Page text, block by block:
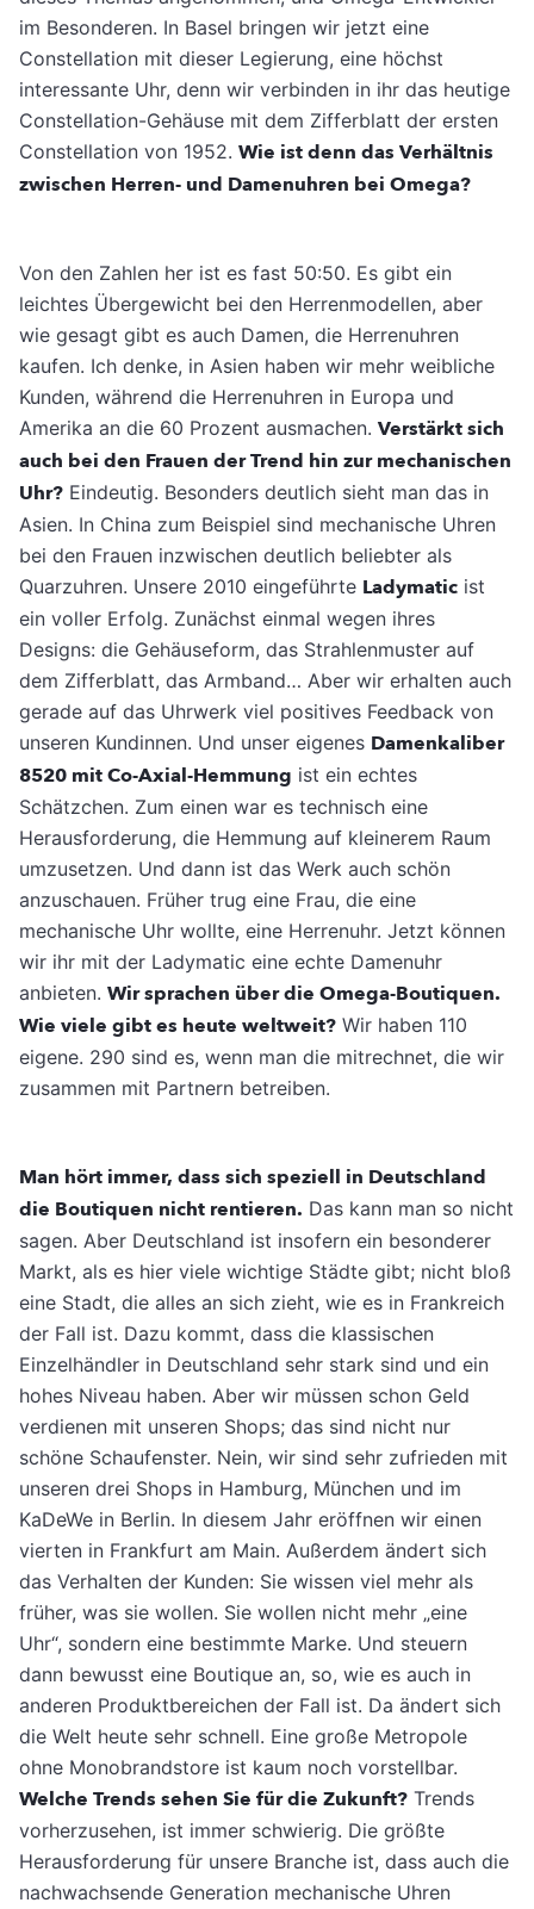
im Besonderen. In Basel bringen wir jetzt eine
Constellation mit dieser Legierung, eine höchst
interessante Uhr, denn wir verbinden in ihr das heutige
Constellation-Gehäuse mit dem Zifferblatt der ersten
Constellation von 1952. Wie ist denn das Verhältnis
zwischen Herren- und Damenuhren bei Omega?
Von den Zahlen her ist es fast 50:50. Es gibt ein
leichtes Übergewicht bei den Herrenmodellen, aber
wie gesagt gibt es auch Damen, die Herrenuhren
kaufen. Ich denke, in Asien haben wir mehr weibliche
Kunden, während die Herrenuhren in Europa und
Amerika an die 60 Prozent ausmachen. Verstärkt sich
auch bei den Frauen der Trend hin zur mechanischen
Uhr? Eindeutig. Besonders deutlich sieht man das in
Asien. In China zum Beispiel sind mechanische Uhren
bei den Frauen inzwischen deutlich beliebter als
Quarzuhren. Unsere 2010 eingeführte Ladymatic ist
ein voller Erfolg. Zunächst einmal wegen ihres
Designs: die Gehäuseform, das Strahlenmuster auf
dem Zifferblatt, das Armband… Aber wir erhalten auch
gerade auf das Uhrwerk viel positives Feedback von
unseren Kundinnen. Und unser eigenes Damenkaliber
8520 mit Co-Axial-Hemmung ist ein echtes
Schätzchen. Zum einen war es technisch eine
Herausforderung, die Hemmung auf kleinerem Raum
umzusetzen. Und dann ist das Werk auch schön
anzuschauen. Früher trug eine Frau, die eine
mechanische Uhr wollte, eine Herrenuhr. Jetzt können
wir ihr mit der Ladymatic eine echte Damenuhr
anbieten. Wir sprachen über die Omega-Boutiquen.
Wie viele gibt es heute weltweit? Wir haben 110
eigene. 290 sind es, wenn man die mitrechnet, die wir
zusammen mit Partnern betreiben.
Man hört immer, dass sich speziell in Deutschland
die Boutiquen nicht rentieren. Das kann man so nicht
sagen. Aber Deutschland ist insofern ein besonderer
Markt, als es hier viele wichtige Städte gibt; nicht bloß
eine Stadt, die alles an sich zieht, wie es in Frankreich
der Fall ist. Dazu kommt, dass die klassischen
Einzelhändler in Deutschland sehr stark sind und ein
hohes Niveau haben. Aber wir müssen schon Geld
verdienen mit unseren Shops; das sind nicht nur
schöne Schaufenster. Nein, wir sind sehr zufrieden mit
unseren drei Shops in Hamburg, München und im
KaDeWe in Berlin. In diesem Jahr eröffnen wir einen
vierten in Frankfurt am Main. Außerdem ändert sich
das Verhalten der Kunden: Sie wissen viel mehr als
früher, was sie wollen. Sie wollen nicht mehr „eine
Uhr“, sondern eine bestimmte Marke. Und steuern
dann bewusst eine Boutique an, so, wie es auch in
anderen Produktbereichen der Fall ist. Da ändert sich
die Welt heute sehr schnell. Eine große Metropole
ohne Monobrandstore ist kaum noch vorstellbar.
Welche Trends sehen Sie für die Zukunft? Trends
vorherzusehen, ist immer schwierig. Die größte
Herausforderung für unsere Branche ist, dass auch die
nachwachsende Generation mechanische Uhren